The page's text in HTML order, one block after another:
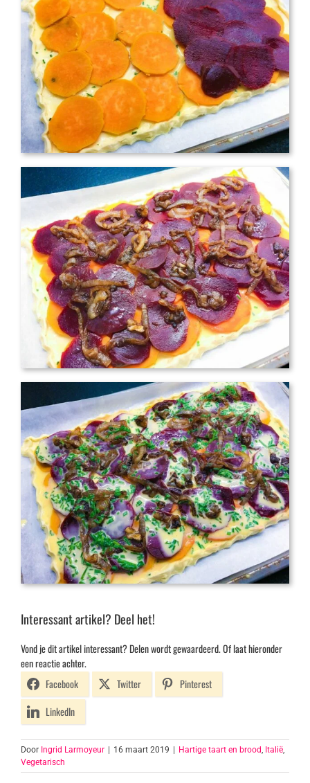
Interessant artikel? Deel het!
Vond je dit artikel interessant? Delen wordt gewaardeerd. Of laat hieronder
een reactie achter.
Facebook
Twitter
Pinterest
LinkedIn
Door Ingrid Larmoyeur 16 maart 2019 Hartige taart en brood, Italië,
Vegetarisch